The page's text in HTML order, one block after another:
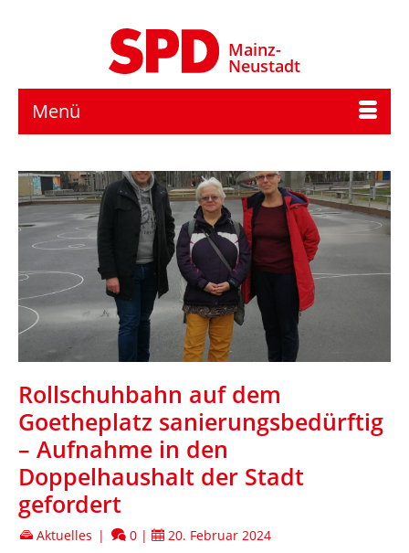
Mainz-
Neustadt
Menü
Rollschuhbahn auf dem
Goetheplatz sanierungsbedürftig
– Aufnahme in den
Doppelhaushalt der Stadt
gefordert
Aktuelles | 0 |
20. Februar 2024